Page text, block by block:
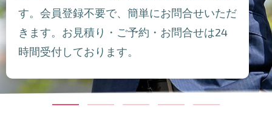
す。会員登録不要で、簡単にお問合せいただ
きます。お見積り・ご予約・お問合せは24
時間受付しております。